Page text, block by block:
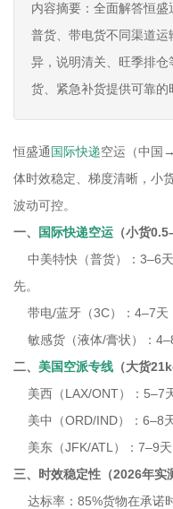
内容摘要：全面解答恒
普货、带电货不同渠道
异，说明清关、旺季排
货、紧急补货提供可靠的
恒盛通 国际快递空运（中国
体时效稳定、梯度清晰，小
波动可控。
一、
国际快递空运 （小货
中美特快（普货）：3–6
先。
带电/蓝牙（3C）：4–7天
敏感货（液体/膏状）：
二、 美国空派专线 （大货
美西（LAX/ONT）：5–7
美中（ORD/IND）：6–8
美东（JFK/ATL）：7–9天
三、时效稳定性（2026年实
达标率：85%货物在承诺